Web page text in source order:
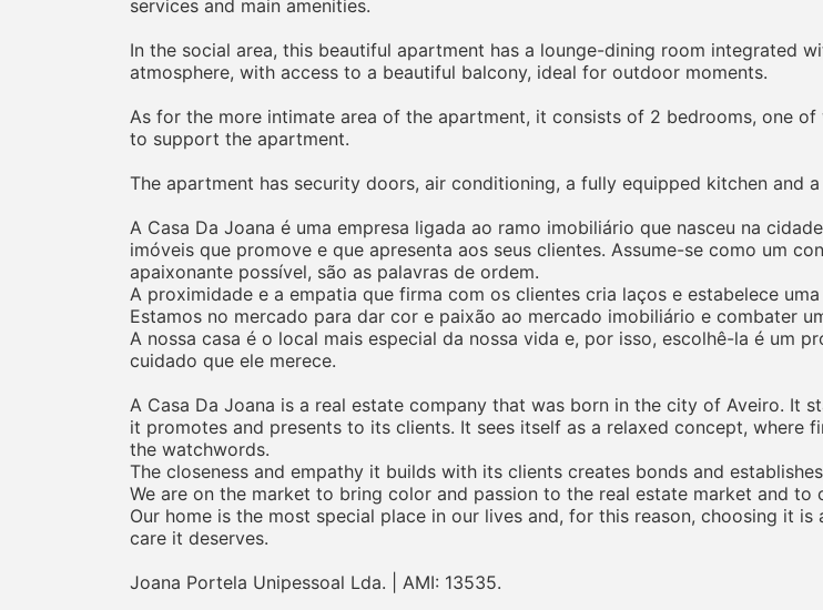
services and main amenities.
In the social area, this beautiful apartment has a lounge-dining room integrated
atmosphere, with access to a beautiful balcony, ideal for outdoor moments.
As for the more intimate area of the apartment, it consists of 2 bedrooms, one
to support the apartment.
The apartment has security doors, air conditioning, a fully equipped kitchen and a
A Casa Da Joana é uma empresa ligada ao ramo imobiliário que nasceu na
imóveis que promove e que apresenta aos seus clientes. Assume-se como um
apaixonante possível, são as palavras de ordem.
A proximidade e a empatia que firma com os clientes cria laços e estabelece
Estamos no mercado para dar cor e paixão ao mercado imobiliário e combater
A nossa casa é o local mais especial da nossa vida e, por isso, escolhê-la é um
cuidado que ele merece.
A Casa Da Joana is a real estate company that was born in the city of Aveiro.
it promotes and presents to its clients. It sees itself as a relaxed concept, where
the watchwords.
The closeness and empathy it builds with its clients creates bonds and
We are on the market to bring color and passion to the real estate market and
Our home is the most special place in our lives and, for this reason, choosing it
care it deserves.
Joana Portela Unipessoal Lda. | AMI: 13535.